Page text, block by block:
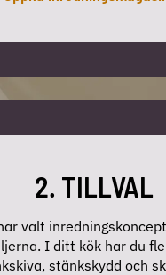
2. TILLVAL
valt
I ditt kök har du
stänkskydd och